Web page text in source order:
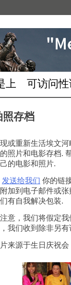
上 可访问
照存档
或重新生活埃文
照片和电影存档.
的电影和照片.
发送给我们 你的链
加到电子邮件或
有自我解决包装.
意，我们将假定
我们收到除非另有
来源于生日庆祝会